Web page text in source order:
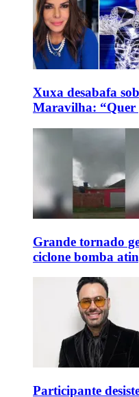
Xuxa desabafa
Maravilha: “Quer
Grande tornado
ciclone bomba
Participante